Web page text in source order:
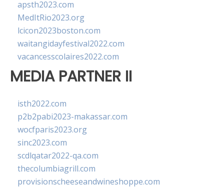
apsth2023.com
MedItRio2023.org
lcicon2023boston.com
waitangidayfestival2022.com
vacancesscolaires2022.com
MEDIA PARTNER II
isth2022.com
p2b2pabi2023-makassar.com
wocfparis2023.org
sinc2023.com
scdlqatar2022-qa.com
thecolumbiagrill.com
provisionscheeseandwineshoppe.com